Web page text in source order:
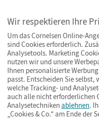
ImpressumAGB
Wir respektieren Ihre
Um das Cornelsen Online-
sind Cookies erforderlich.
Analysetools. Marketing
nutzen wir und unsere
Ihnen personalisierte
passt. Entscheiden Sie selbst,
welche Tracking- und
auch alle nicht erforderlichen
Analysetechniken ablehnen.
„Cookies & Co.“ am Ende der